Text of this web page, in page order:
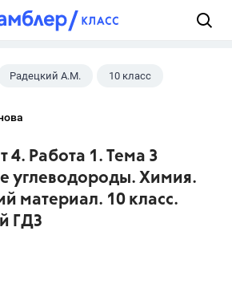
Радецкий А.М. 10 класс
4. Работа 1. Тема 3
углеводороды. Химия.
материал. 10 класс.
ГДЗ